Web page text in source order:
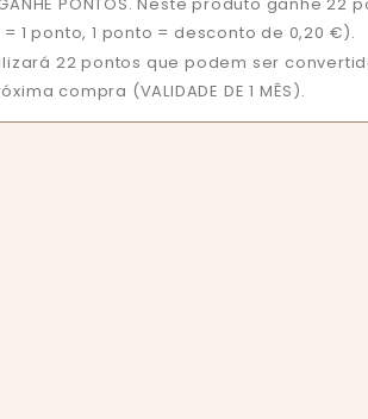
GANHE PONTOS. Neste produto ganhe 22
1 ponto, 1 ponto = desconto de 0,20 €).
22 pontos que podem ser
compra (VALIDADE DE 1 MÊS).